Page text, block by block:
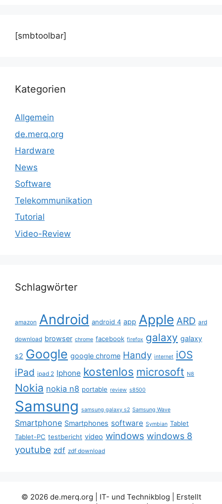
[smbtoolbar]
Kategorien
Allgemein
de.merq.org
Hardware
News
Software
Telekommunikation
Tutorial
Video-Review
Schlagwörter
amazon Android android 4 app Apple ARD ard
download browser chrome facebook firefox galaxy galaxy
s2 Google google chrome Handy internet iOS
iPad ipad 2 Iphone kostenlos microsoft N8
Nokia nokia n8 portable review s8500
Samsung samsung galaxy s2 Samsung Wave
Smartphone Smartphones software Symbian Tablet
Tablet-PC testbericht video windows windows 8
youtube zdf zdf download
© 2026 de.merq.org | IT- und Technikblog | Erstellt